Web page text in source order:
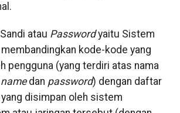
atau Passwordyaitu Sistem
membandingkan kode-kode yang
pengguna (yang terdiri atas nama
dan password) dengan daftar
disimpan oleh sistem